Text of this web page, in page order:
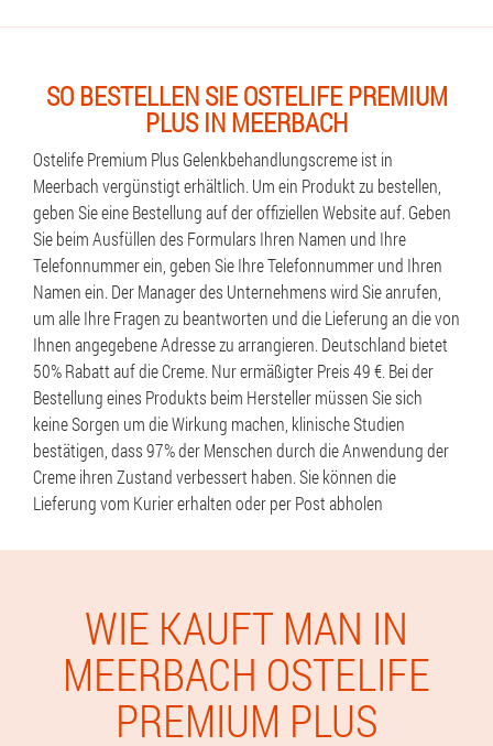
SO BESTELLEN SIE OSTELIFE PREMIUM
PLUS IN MEERBACH
Ostelife Premium Plus Gelenkbehandlungscreme ist in
Meerbach vergünstigt erhältlich. Um ein Produkt zu bestellen,
geben Sie eine Bestellung auf der offiziellen Website auf. Geben
Sie beim Ausfüllen des Formulars Ihren Namen und Ihre
Telefonnummer ein, geben Sie Ihre Telefonnummer und Ihren
Namen ein. Der Manager des Unternehmens wird Sie anrufen,
um alle Ihre Fragen zu beantworten und die Lieferung an die von
Ihnen angegebene Adresse zu arrangieren. Deutschland bietet
50% Rabatt auf die Creme. Nur ermäßigter Preis 49 €. Bei der
Bestellung eines Produkts beim Hersteller müssen Sie sich
keine Sorgen um die Wirkung machen, klinische Studien
bestätigen, dass 97% der Menschen durch die Anwendung der
Creme ihren Zustand verbessert haben. Sie können die
Lieferung vom Kurier erhalten oder per Post abholen
WIE KAUFT MAN IN
MEERBACH OSTELIFE
PREMIUM PLUS